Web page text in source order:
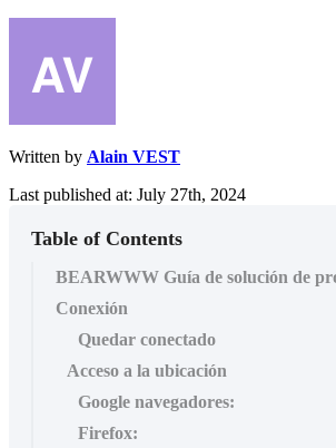
Written by Alain VEST
Last published at: July 27th, 2024
Table of Contents
BEARWWW Guía de solución de
Conexión
Quedar conectado
Acceso a la ubicación
Google navegadores:
Firefox: